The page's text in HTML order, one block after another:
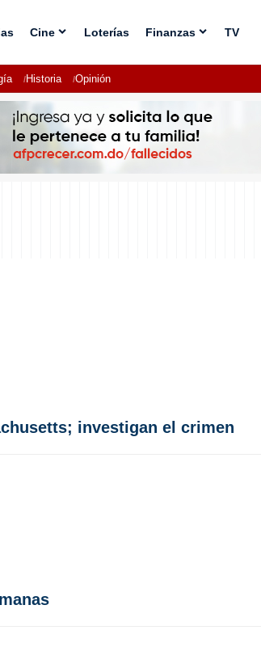
Cine Loterías Finanzas TV
Historia Opinión
investigan el crimen